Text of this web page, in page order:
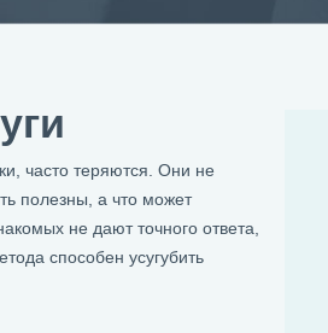
часто теряются. Они не
полезны, а что может
не дают точного ответа,
способен усугубить